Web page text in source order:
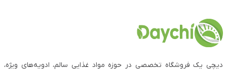
دیچی یک فروشگاه تخصصی در حوزه مواد غذایی سالم، ادویه‌های ویژه،